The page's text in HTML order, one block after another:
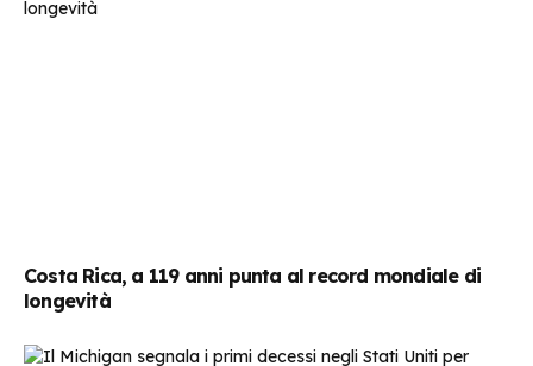
Costa Rica, a 119 anni punta al record mondiale di
longevità